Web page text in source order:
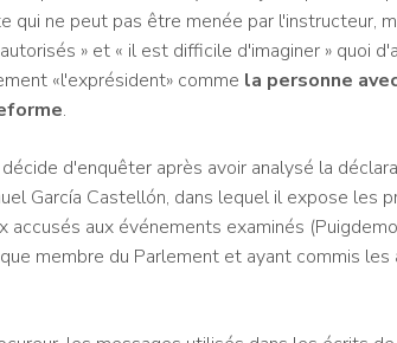
qui ne peut pas être menée par l'instructeur,
» et « il est difficile d'imaginer » quoi
«l'exprésident» comme la personne
.
décide d'enquêter après avoir analysé la
García Castellón, dans lequel il expose les
accusés aux événements examinés
membre du Parlement et ayant commis